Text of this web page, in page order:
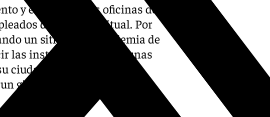
y el acceso a las oficinas del
de forma habitual. Por
un sitio en La Academia de
las instalaciones oportunas
ciudad deportiva, y esto
gimnasio o una sala de